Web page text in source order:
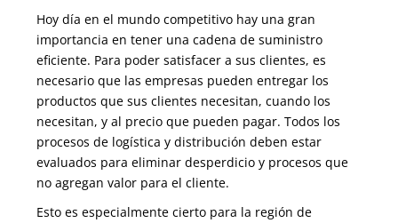
Hoy día en el mundo competitivo hay una gran
importancia en tener una cadena de suministro
eficiente. Para poder satisfacer a sus clientes, es
necesario que las empresas pueden entregar los
productos que sus clientes necesitan, cuando los
necesitan, y al precio que pueden pagar. Todos los
procesos de logística y distribución deben estar
evaluados para eliminar desperdicio y procesos que
no agregan valor para el cliente.
Esto es especialmente cierto para la región de